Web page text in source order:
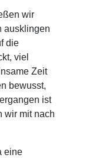
wir
ausklingen
die
viel
Zeit
bewusst,
ist
wir mit nach
eine